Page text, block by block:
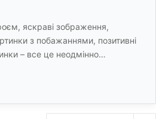
яскраві зображення,
з побажаннями, позитивні
– все це неодмінно…